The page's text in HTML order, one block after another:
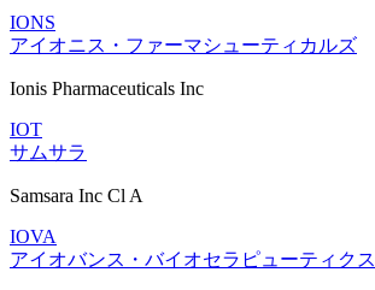
IONS
アイオニス・ファーマシューティカルズ
Ionis Pharmaceuticals Inc
IOT
サムサラ
Samsara Inc Cl A
IOVA
アイオバンス・バイオセラピューティクス